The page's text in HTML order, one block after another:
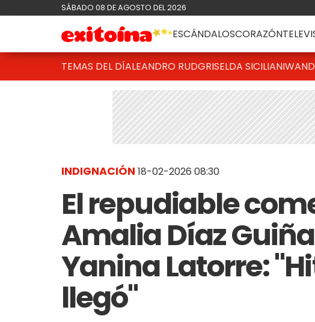
SÁBADO 08 DE AGOSTO DEL 2026
ESCÁNDALOSCORAZÓN
TEMAS DEL DÍALEANDRO RUDGRISELDA SICILIANI
INDIGNACIÓN 18-02-2026 08:30
El repudiable
Amalia Díaz
Yanina Latorre:
llegó"